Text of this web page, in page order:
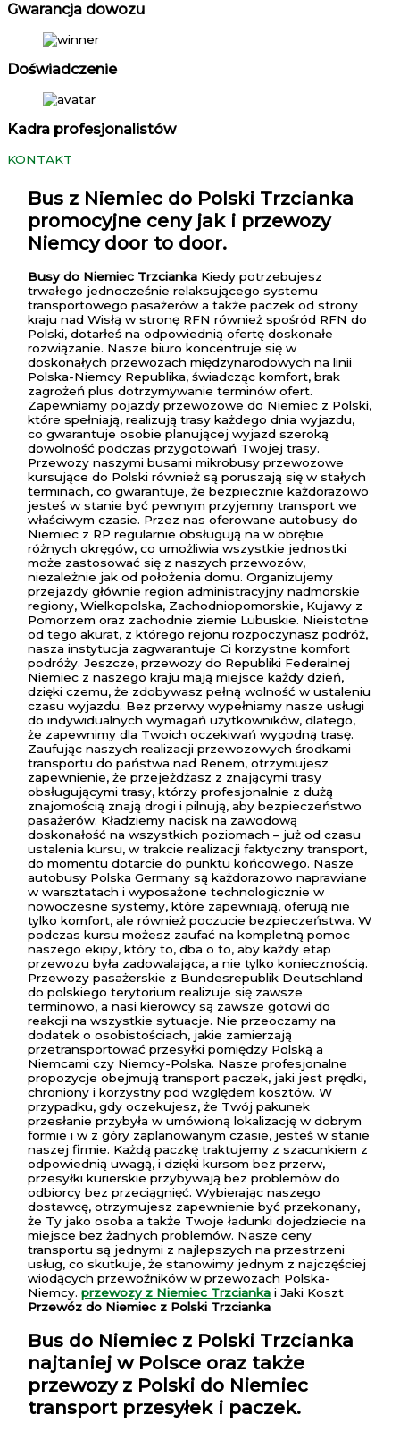
Gwarancja dowozu
Doświadczenie
Kadra profesjonalistów
KONTAKT
Bus z Niemiec do Polski Trzcianka
promocyjne ceny jak i przewozy
Niemcy door to door.
Busy do Niemiec Trzcianka Kiedy potrzebujesz
trwałego jednocześnie relaksującego systemu
transportowego pasażerów a także paczek od strony
kraju nad Wisłą w stronę RFN również spośród RFN do
Polski, dotarłeś na odpowiednią ofertę doskonałe
rozwiązanie. Nasze biuro koncentruje się w
doskonałych przewozach międzynarodowych na linii
Polska-Niemcy Republika, świadcząc komfort, brak
zagrożeń plus dotrzymywanie terminów ofert.
Zapewniamy pojazdy przewozowe do Niemiec z Polski,
które spełniają, realizują trasy każdego dnia wyjazdu,
co gwarantuje osobie planującej wyjazd szeroką
dowolność podczas przygotowań Twojej trasy.
Przewozy naszymi busami mikrobusy przewozowe
kursujące do Polski również są poruszają się w stałych
terminach, co gwarantuje, że bezpiecznie każdorazowo
jesteś w stanie być pewnym przyjemny transport we
właściwym czasie. Przez nas oferowane autobusy do
Niemiec z RP regularnie obsługują na w obrębie
różnych okręgów, co umożliwia wszystkie jednostki
może zastosować się z naszych przewozów,
niezależnie jak od położenia domu. Organizujemy
przejazdy głównie region administracyjny nadmorskie
regiony, Wielkopolska, Zachodniopomorskie, Kujawy z
Pomorzem oraz zachodnie ziemie Lubuskie. Nieistotne
od tego akurat, z którego rejonu rozpoczynasz podróż,
nasza instytucja zagwarantuje Ci korzystne komfort
podróży. Jeszcze, przewozy do Republiki Federalnej
Niemiec z naszego kraju mają miejsce każdy dzień,
dzięki czemu, że zdobywasz pełną wolność w ustaleniu
czasu wyjazdu. Bez przerwy wypełniamy nasze usługi
do indywidualnych wymagań użytkowników, dlatego,
że zapewnimy dla Twoich oczekiwań wygodną trasę.
Zaufując naszych realizacji przewozowych środkami
transportu do państwa nad Renem, otrzymujesz
zapewnienie, że przejeżdżasz z znającymi trasy
obsługującymi trasy, którzy profesjonalnie z dużą
znajomością znają drogi i pilnują, aby bezpieczeństwo
pasażerów. Kładziemy nacisk na zawodową
doskonałość na wszystkich poziomach – już od czasu
ustalenia kursu, w trakcie realizacji faktyczny transport,
do momentu dotarcie do punktu końcowego. Nasze
autobusy Polska Germany są każdorazowo naprawiane
w warsztatach i wyposażone technologicznie w
nowoczesne systemy, które zapewniają, oferują nie
tylko komfort, ale również poczucie bezpieczeństwa. W
podczas kursu możesz zaufać na kompletną pomoc
naszego ekipy, który to, dba o to, aby każdy etap
przewozu była zadowalająca, a nie tylko koniecznością.
Przewozy pasażerskie z Bundesrepublik Deutschland
do polskiego terytorium realizuje się zawsze
terminowo, a nasi kierowcy są zawsze gotowi do
reakcji na wszystkie sytuacje. Nie przeoczamy na
dodatek o osobistościach, jakie zamierzają
przetransportować przesyłki pomiędzy Polską a
Niemcami czy Niemcy-Polska. Nasze profesjonalne
propozycje obejmują transport paczek, jaki jest prędki,
chroniony i korzystny pod względem kosztów. W
przypadku, gdy oczekujesz, że Twój pakunek
przesłanie przybyła w umówioną lokalizację w dobrym
formie i w z góry zaplanowanym czasie, jesteś w stanie
naszej firmie. Każdą paczkę traktujemy z szacunkiem z
odpowiednią uwagą, i dzięki kursom bez przerw,
przesyłki kurierskie przybywają bez problemów do
odbiorcy bez przeciągnięć. Wybierając naszego
dostawcę, otrzymujesz zapewnienie być przekonany,
że Ty jako osoba a także Twoje ładunki dojedziecie na
miejsce bez żadnych problemów. Nasze ceny
transportu są jednymi z najlepszych na przestrzeni
usług, co skutkuje, że stanowimy jednym z najczęściej
wiodących przewoźników w przewozach Polska-
Niemcy. przewozy z Niemiec Trzcianka i Jaki Koszt
Przewóz do Niemiec z Polski Trzcianka
Bus do Niemiec z Polski Trzcianka
najtaniej w Polsce oraz także
przewozy z Polski do Niemiec
transport przesyłek i paczek.